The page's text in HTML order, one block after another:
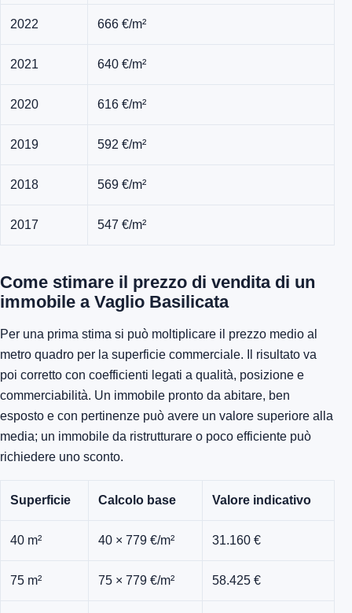
2022 666 €/m²
2021 640 €/m²
2020 616 €/m²
2019 592 €/m²
2018 569 €/m²
2017 547 €/m²
Come stimare il prezzo di vendita di un
immobile a Vaglio Basilicata
Per una prima stima si può moltiplicare il prezzo medio al
metro quadro per la superficie commerciale. Il risultato va
poi corretto con coefficienti legati a qualità, posizione e
commerciabilità. Un immobile pronto da abitare, ben
esposto e con pertinenze può avere un valore superiore alla
media; un immobile da ristrutturare o poco efficiente può
richiedere uno sconto.
Superficie Calcolo base Valore indicativo
40 m² 40 × 779 €/m² 31.160 €
75 m² 75 × 779 €/m² 58.425 €